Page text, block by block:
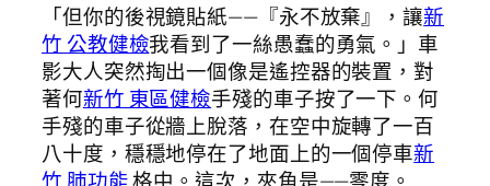
「但你的後視鏡貼紙——『永不放棄』，讓新
竹 公教健檢我看到了一絲愚蠢的勇氣。」車
影大人突然掏出一個像是遙控器的裝置，對
著何新竹 東區健檢手殘的車子按了一下。何
手殘的車子從牆上脫落，在空中旋轉了一百
八十度，穩穩地停在了地面上的一個停車新